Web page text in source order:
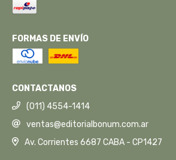
FORMAS DE ENVÍO
CONTACTANOS
(011) 4554-1414
ventas@editorialbonum.com.ar
Av. Corrientes 6687 CABA - CP1427